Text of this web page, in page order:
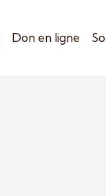
Don en ligne